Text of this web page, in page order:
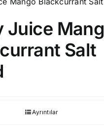
Juice
Salt
Ayrıntılar